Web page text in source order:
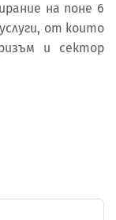
на поне 6
от които
и сектор